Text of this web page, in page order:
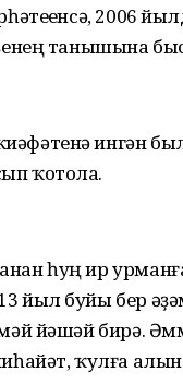
танышына
ингән был
ҡотола.
һуң ир
йыл буйы бер
йәшәй бирә.
ҡулға